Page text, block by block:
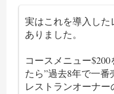
実はこれを導入し
ありました。
コースメニュー
たら”過去8年で一
レストランオーナー